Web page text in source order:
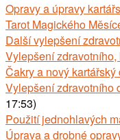
Opravy a úpravy
Tarot Magického
Další vylepšení
Vylepšení
Čakry a nový kartářský
Vylepšení zdravotního
17:53)
Použití jednohlavých
Úprava a drobné